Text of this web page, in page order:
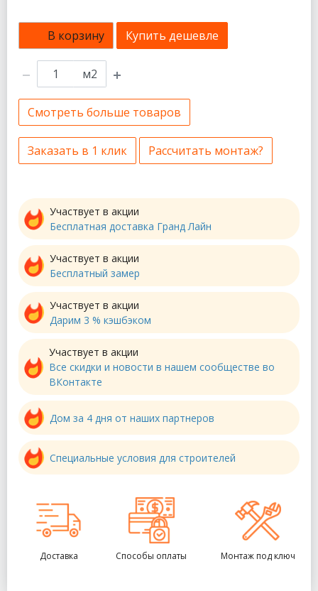
В корзину Купить дешевле
м2
Смотреть больше товаров
Заказать в 1 клик Рассчитать монтаж?
Участвует в акции
Бесплатная доставка Гранд Лайн
Участвует в акции
Бесплатный замер
Участвует в акции
Дарим 3 % кэшбэком
Участвует в акции
Все скидки и новости в нашем сообществе во
ВКонтакте
Дом за 4 дня от наших партнеров
Специальные условия для строителей
Доставка Способы оплаты Монтаж под ключ